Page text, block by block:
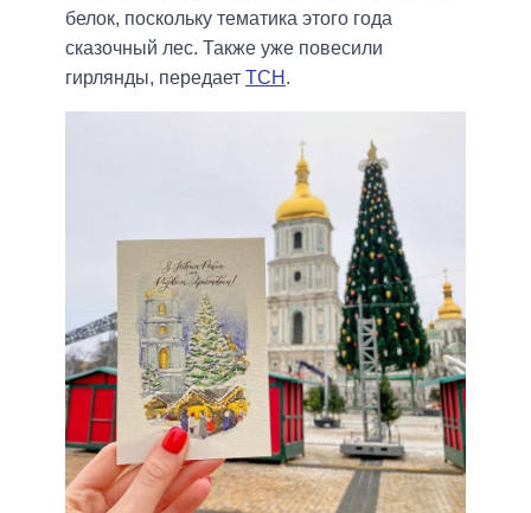
белок, поскольку тематика этого года
сказочный лес. Также уже повесили
гирлянды, передает ТСН .